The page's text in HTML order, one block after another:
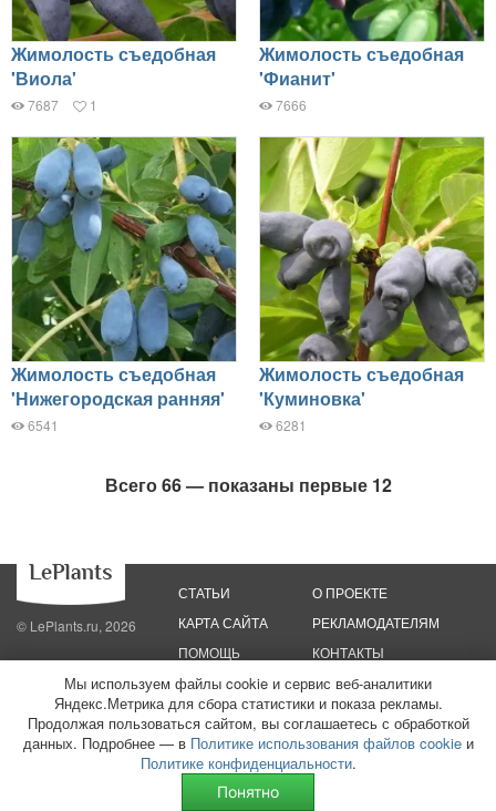
Жимолость съедобная
'Виола'
7687 1
Жимолость съедобная
'Фианит'
7666
Жимолость съедобная
'Нижегородская ранняя'
6541
Жимолость съедобная
'Куминовка'
6281
Всего 66 — показаны первые 12
© LePlants.ru, 2026
СТАТЬИ
КАРТА САЙТА
ПОМОЩЬ
О ПРОЕКТЕ
РЕКЛАМОДАТЕЛЯМ
КОНТАКТЫ
Политика конфиденциальности
Политика использования файлов cookie
Пользовательское соглашение
Редакционные стандарты
ООО «Трафик»
ИНН 7813175200 ОГРН 1027806866724
Монетизация
Мы используем файлы cookie и сервис веб-аналитики
Яндекс.Метрика для сбора статистики и показа рекламы.
Продолжая пользоваться сайтом, вы соглашаетесь с обработкой
данных. Подробнее — в Политике использования файлов cookieи
Политике конфиденциальности.
Понятно